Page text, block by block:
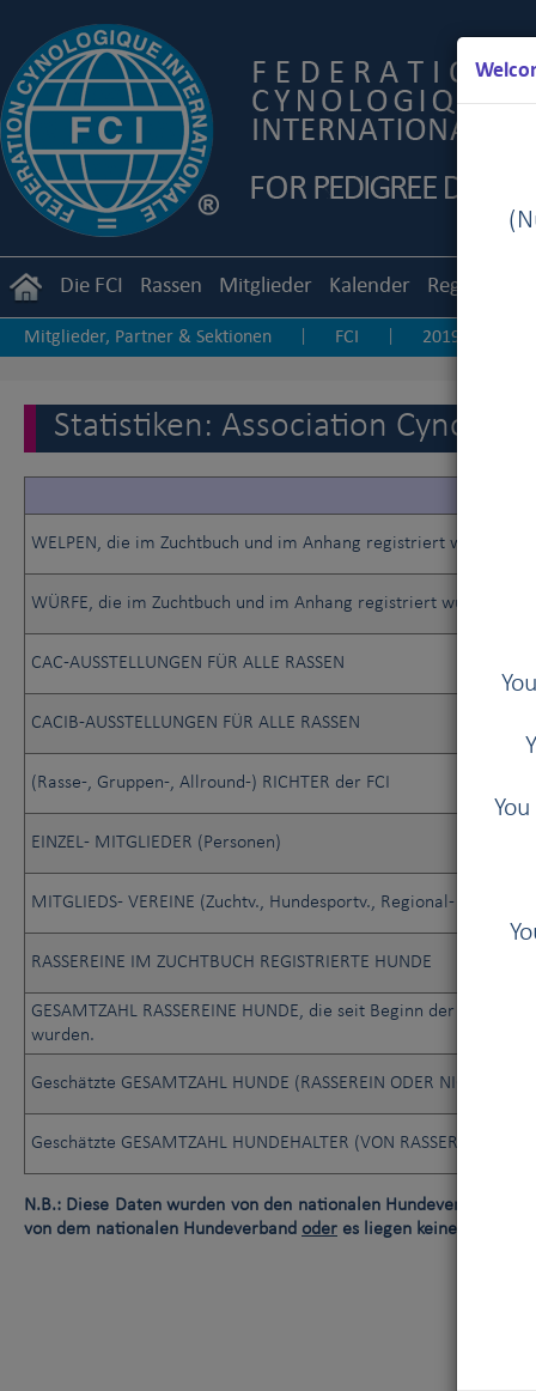
Die FCI Rassen Mitglieder Kalender Reglemente
Mitglieder, Partner & Sektionen FCI 2019
Statistiken: Association
WELPEN, die im Zuchtbuch und im Anhang registriert wurden
WÜRFE, die im Zuchtbuch und im Anhang registriert wurden
CAC-AUSSTELLUNGEN FÜR ALLE RASSEN
CACIB-AUSSTELLUNGEN FÜR ALLE RASSEN
(Rasse-, Gruppen-, Allround-) RICHTER der FCI
EINZEL- MITGLIEDER (Personen)
MITGLIEDS- VEREINE (Zuchtv., Hundesportv., Regional- und
RASSEREINE IM ZUCHTBUCH REGISTRIERTE HUNDE
GESAMTZAHL RASSEREINE HUNDE, die seit Beginn der
wurden.
Geschätzte GESAMTZAHL HUNDE (RASSEREIN ODER NICHT)
Geschätzte GESAMTZAHL HUNDEHALTER (VON RASSEREINEN
N.B.: Diese Daten wurden von den nationalen
von dem nationalen Hundeverband oder es liegen keine Daten